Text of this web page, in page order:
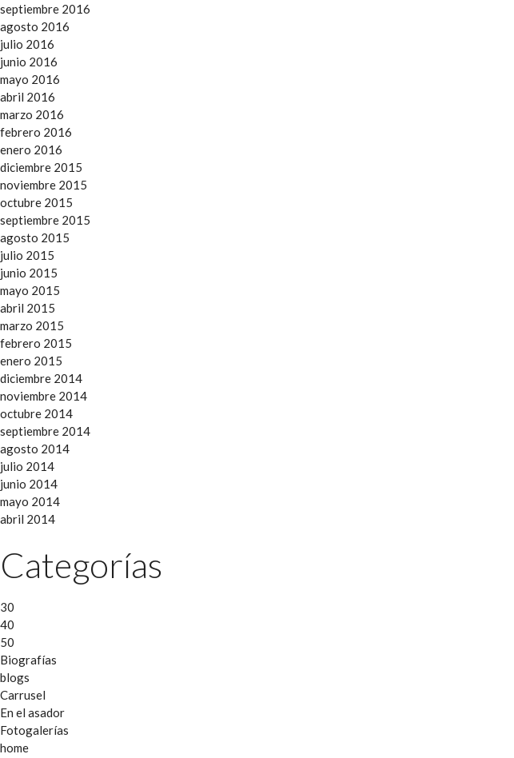
septiembre 2016
agosto 2016
julio 2016
junio 2016
mayo 2016
abril 2016
marzo 2016
febrero 2016
enero 2016
diciembre 2015
noviembre 2015
octubre 2015
septiembre 2015
agosto 2015
julio 2015
junio 2015
mayo 2015
abril 2015
marzo 2015
febrero 2015
enero 2015
diciembre 2014
noviembre 2014
octubre 2014
septiembre 2014
agosto 2014
julio 2014
junio 2014
mayo 2014
abril 2014
Categorías
30
40
50
Biografías
blogs
Carrusel
En el asador
Fotogalerías
home